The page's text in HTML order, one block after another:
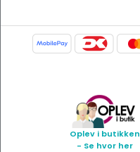
Oplev i butikken
- Se hvor her